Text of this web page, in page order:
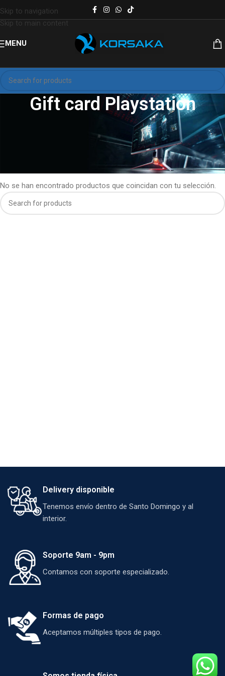
Skip to navigation
Skip to main content
MENU
Gift card Playstation
Giftcard tarjetas playstation códigos digitales para Playstation
No se han encontrado productos que coincidan con tu selección.
Delivery disponible
Tenemos envío dentro de Santo Domingo y al
interior.
Soporte 9am - 9pm
Contamos con soporte especializado.
Formas de pago
Aceptamos múltiples tipos de pago.